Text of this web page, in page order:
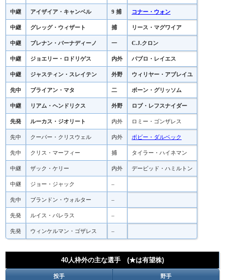
中継 アイザイア・キャンベル 9 捕 コナー・ウォン
中継 グレッグ・ウィザート 捕 リース・マグワイア
中継 ブレナン・バーナディーノ 一 C.J.クロン
中継 ジョエリー・ロドリゲス 内外 パブロ・レイエス
中継 ジャスティン・スレイテン 外野 ウィリヤー・アブレイユ
先中 ブライアン・マタ 二 ボーン・グリッソム
中継 リアム・ヘンドリクス 外野 ロブ・レフスナイダー
先発 ルーカス・ジオリート 内外 ロミー・ゴンザレス
先中 クーパー・クリスウェル 内外 ボビー・ダルベック
先中 クリス・マーフィー 捕 タイラー・ハイネマン
中継 ザック・ケリー 内外 デービッド・ハミルトン
中継 ジョー・ジャック –
先中 ブランドン・ウォルター –
先発 ルイス・パレラス –
先発 ウィンケルマン・ゴザレス –
40人枠外の主な選手 (★は有望株)
投手 野手